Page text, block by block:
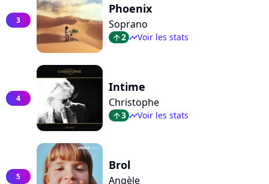
3
Phoenix
Soprano
arrow_top2 timelineVoir les stats
4
Intime
Christophe
arrow_top3 timelineVoir les stats
5
Brol
Angèle